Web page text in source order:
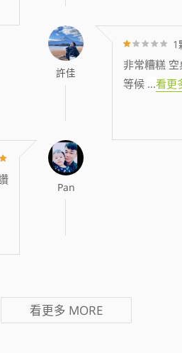
許佳
1
非常糟糕
等候 ...看更
Pan
看更多 MORE